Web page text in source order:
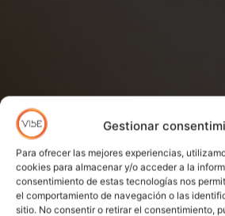
Gestionar
Para ofrecer las mejores experiencias,
cookies para almacenar y/o acceder a la
consentimiento de estas tecnologías nos
el comportamiento de navegación o las
sitio. No consentir o retirar el consentimiento,